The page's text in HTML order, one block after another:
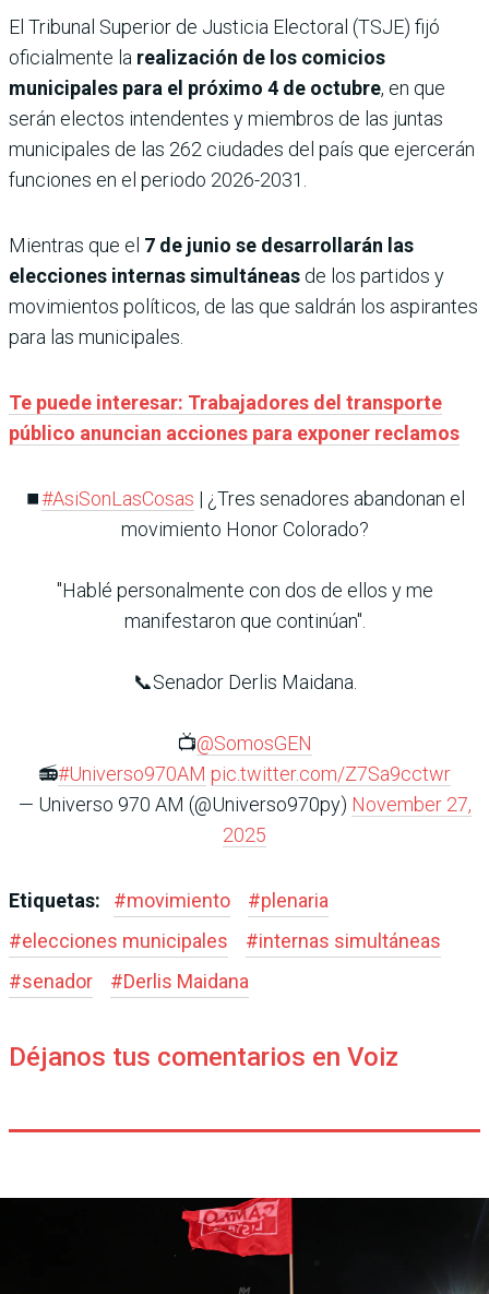
El Tribunal Superior de Justicia Electoral (TSJE) fijó
oficialmente la realización de los comicios
municipales para el próximo 4 de octubre, en que
serán electos intendentes y miembros de las juntas
municipales de las 262 ciudades del país que ejercerán
funciones en el periodo 2026-2031.
Mientras que el 7 de junio se desarrollarán las
elecciones internas simultáneas de los partidos y
movimientos políticos, de las que saldrán los aspirantes
para las municipales.
Te puede interesar: Trabajadores del transporte
público anuncian acciones para exponer reclamos
⏹️#AsiSonLasCosas | ¿Tres senadores abandonan el
movimiento Honor Colorado?
"Hablé personalmente con dos de ellos y me
manifestaron que continúan".
📞Senador Derlis Maidana.
📺@SomosGEN
📻#Universo970AM pic.twitter.com/Z7Sa9cctwr
— Universo 970 AM (@Universo970py) November 27,
2025
Etiquetas: #movimiento #plenaria
#elecciones municipales #internas simultáneas
#senador #Derlis Maidana
Déjanos tus comentarios en Voiz